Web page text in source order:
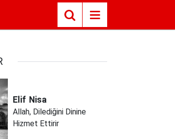
Elif Nisa
Allah, Dilediğini Dinine
Hizmet Ettirir